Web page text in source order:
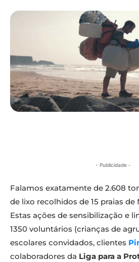
- Publicidade -
Falamos exatamente de 2.608
de lixo recolhidos de 15 praias de
Estas ações de sensibilização e
1350 voluntários (crianças de
escolares convidados, clientes
colaboradores da Liga para a